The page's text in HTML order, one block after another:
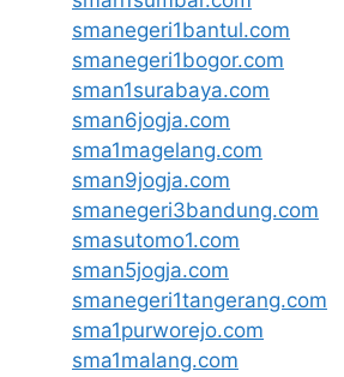
smanegeri1bantul.com
smanegeri1bogor.com
sman1surabaya.com
sman6jogja.com
sma1magelang.com
sman9jogja.com
smanegeri3bandung.com
smasutomo1.com
sman5jogja.com
smanegeri1tangerang.com
sma1purworejo.com
sma1malang.com